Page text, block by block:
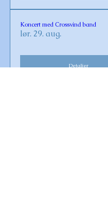
Koncert med Crossvind band
lør. 29. aug.
Detaljer